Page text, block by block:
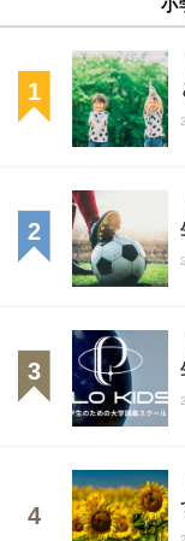
小